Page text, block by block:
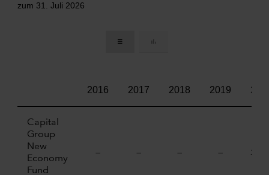
zum 31. Juli 2026
2016 2017 2018 2019
Capital
Group
New
Economy
Fund
— — — —